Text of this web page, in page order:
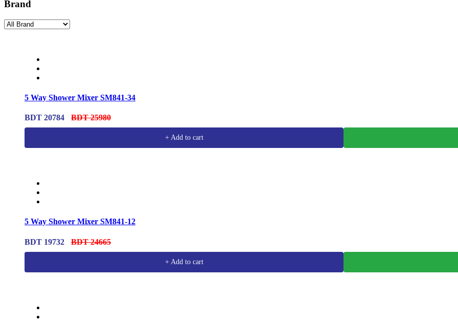
Brand
5 Way Shower Mixer SM841-34
BDT 20784 BDT 25980
+ Add to cart
5 Way Shower Mixer SM841-12
BDT 19732 BDT 24665
+ Add to cart